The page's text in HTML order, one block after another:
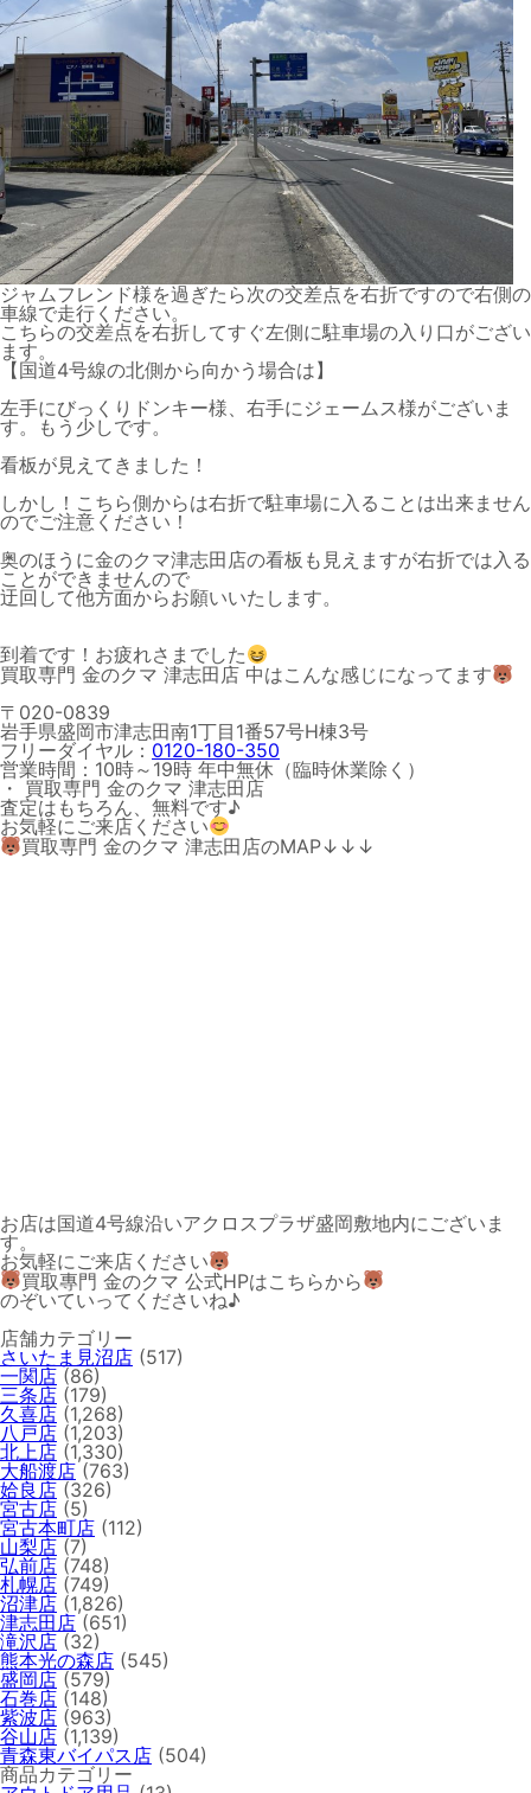
ジャムフレンド様を過ぎたら次の交差点を右折ですので右側の
車線で走行ください。
こちらの交差点を右折してすぐ左側に駐車場の入り口がござい
ます。
【国道4号線の北側から向かう場合は】
左手にびっくりドンキー様、右手にジェームス様がございま
す。もう少しです。
看板が見えてきました！
しかし！こちら側からは右折で駐車場に入ることは出来ません
のでご注意ください！
奥のほうに金のクマ津志田店の看板も見えますが右折では入る
ことができませんので
迂回して他方面からお願いいたします。
到着です！お疲れさまでした
買取専門 金のクマ 津志田店 中はこんな感じになってます
〒020-0839
岩手県盛岡市津志田南1丁目1番57号H棟3号
フリーダイヤル： 0120-180-350
営業時間：10時～19時 年中無休（臨時休業除く）
・ 買取専門 金のクマ 津志田店
査定はもちろん、無料です♪
お気軽にご来店ください
買取専門 金のクマ 津志田店のMAP↓↓↓
お店は国道4号線沿いアクロスプラザ盛岡敷地内にございま
す。
お気軽にご来店ください
買取專門 金のクマ 公式HPはこちらから
のぞいていってくださいね♪
店舗カテゴリー
さいたま見沼店 (517)
一関店 (86)
三条店 (179)
久喜店 (1,268)
八戸店 (1,203)
北上店 (1,330)
大船渡店(763)
姶良店 (326)
宮古店 (5)
宮古本町店 (112)
山梨店 (7)
弘前店 (748)
札幌店 (749)
沼津店 (1,826)
津志田店(651)
滝沢店 (32)
熊本光の森店 (545)
盛岡店 (579)
石巻店 (148)
紫波店 (963)
谷山店 (1,139)
青森東バイパス店 (504)
商品カテゴリー